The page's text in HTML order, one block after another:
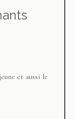
et aussi le